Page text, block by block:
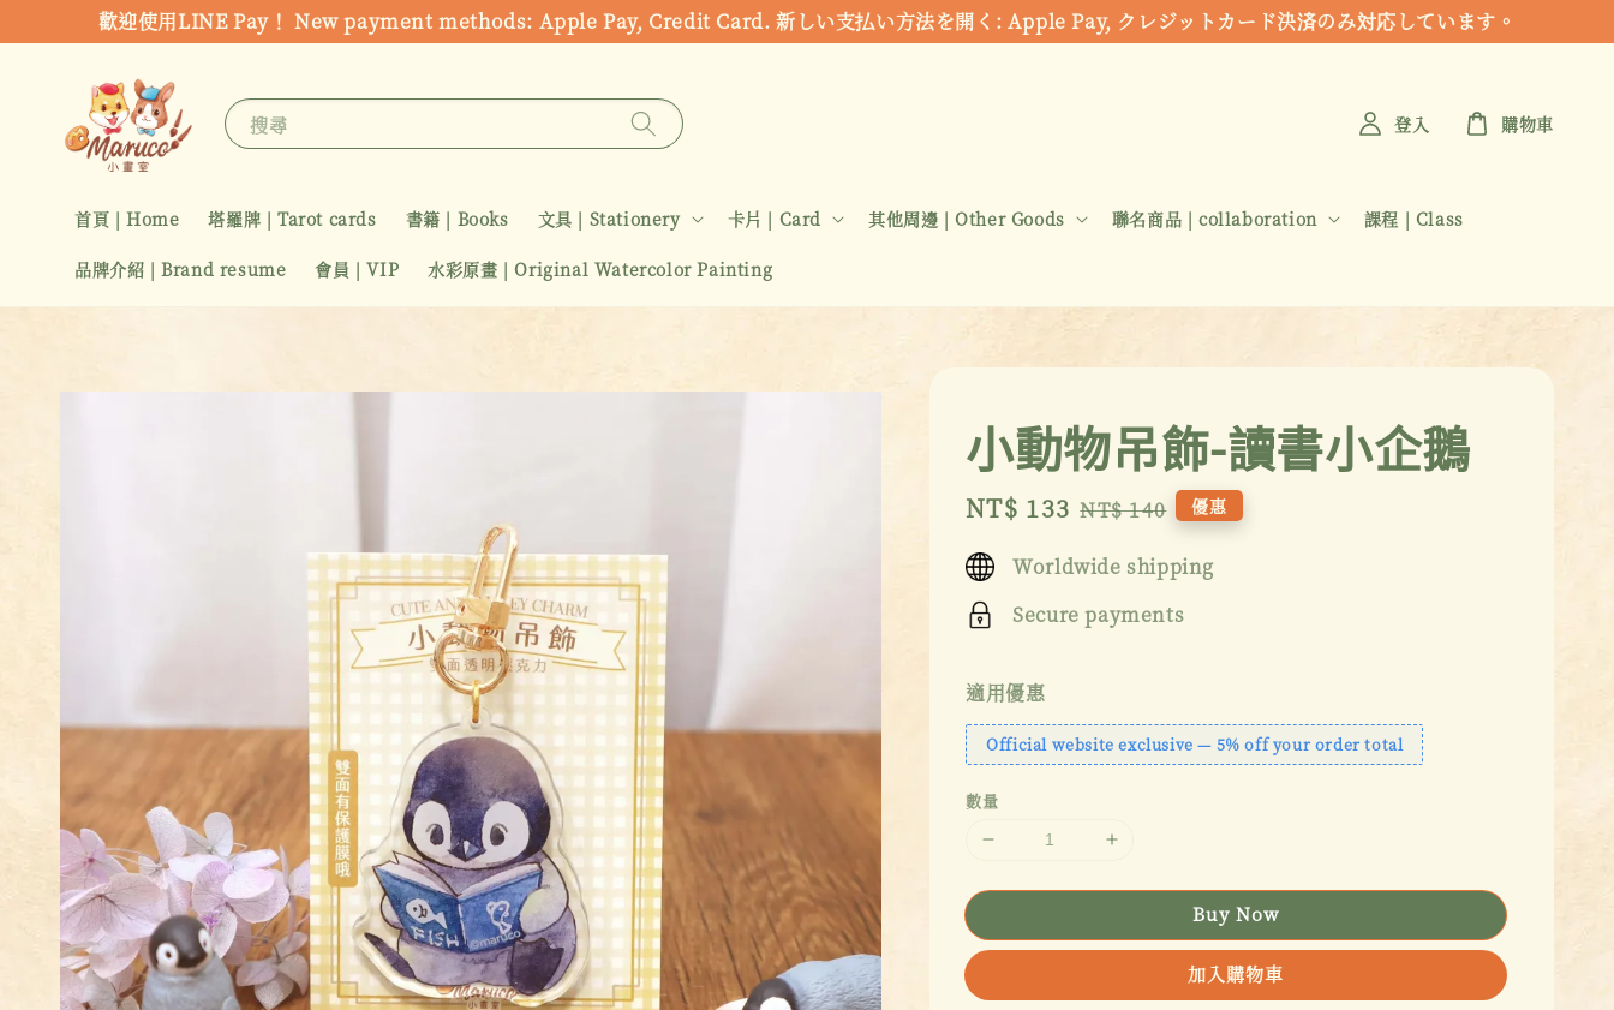
歡迎使用LINE Pay！ New payment methods: Apple Pay, Credit Card. 新しい支払い方法を開く: Apple Pay, クレジットカード決済のみ対応しています。
搜尋
首頁 | Home 塔羅牌 | Tarot cards 書籍 | Books 文具 | Stationery 卡片 | Card 其他周邊 | Other Goods 聯名商品 | collaboration 課程 | Class
品牌介紹 | Brand resume 會員 | VIP 水彩原畫 | Original Watercolor Painting
登入 購物車
小動物吊飾-讀書小企鵝
Sale
price
NT$ 133 Regular
NT$ 140 優惠
Worldwide shipping
Secure payments
適用優惠
Official website exclusive — 5% off your order total
數量
Buy Now
加入購物車